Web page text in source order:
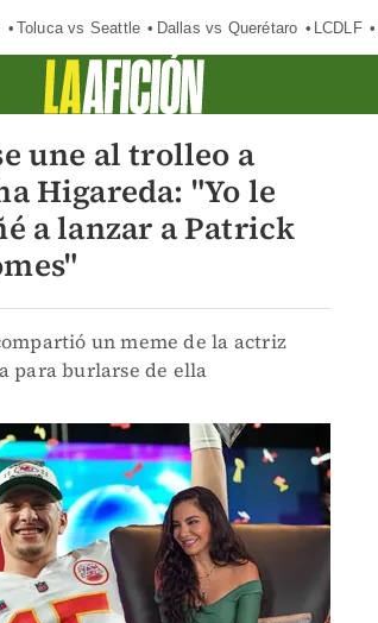
Toluca vs Seattle Dallas vs Querétaro LCDLF
une al trolleo a
Higareda: "Yo le
a lanzar a Patrick
un meme de la actriz
para burlarse de ella